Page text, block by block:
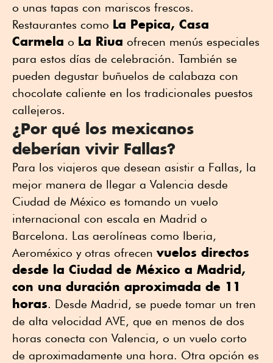
o unas tapas con mariscos frescos.
Restaurantes como La Pepica, Casa
Carmela o La Riua ofrecen menús especiales
para estos días de celebración. También se
pueden degustar buñuelos de calabaza con
chocolate caliente en los tradicionales puestos
callejeros.
¿Por qué los mexicanos
deberían vivir Fallas?
Para los viajeros que desean asistir a Fallas, la
mejor manera de llegar a Valencia desde
Ciudad de México es tomando un vuelo
internacional con escala en Madrid o
Barcelona. Las aerolíneas como Iberia,
Aeroméxico y otras ofrecen vuelos directos
desde la Ciudad de México a Madrid,
con una duración aproximada de 11
horas. Desde Madrid, se puede tomar un tren
de alta velocidad AVE, que en menos de dos
horas conecta con Valencia, o un vuelo corto
de aproximadamente una hora. Otra opción es